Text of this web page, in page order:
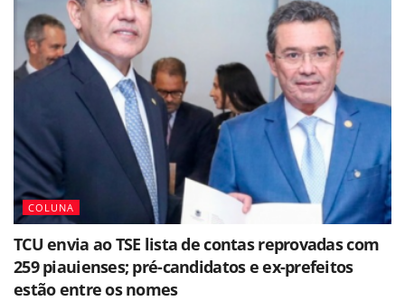
COLUNA
TCU envia ao TSE lista de contas reprovadas com
259 piauienses; pré-candidatos e ex-prefeitos
estão entre os nomes